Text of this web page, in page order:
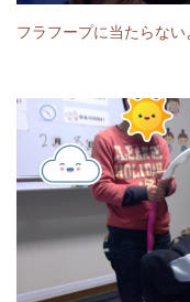
フラフープに当たらな